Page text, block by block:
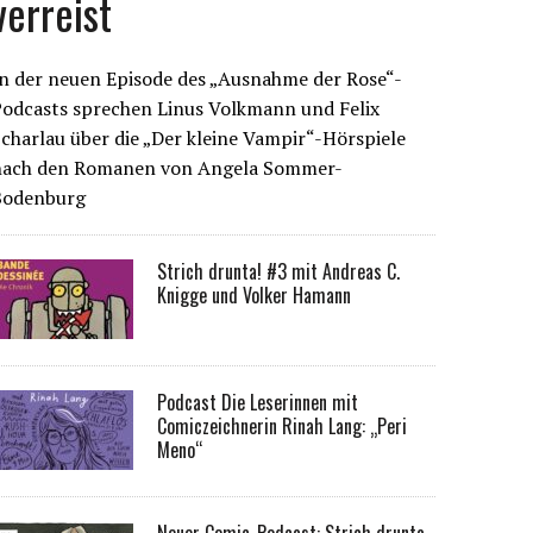
der neuen Episode des „Ausnahme der Rose“-
sprechen Linus Volkmann und Felix
über die „Der kleine Vampir“-Hörspiele
den Romanen von Angela Sommer-
Strich drunta! #3 mit Andreas C.
Knigge und Volker Hamann
Podcast Die Leserinnen mit
Comiczeichnerin Rinah Lang: „Peri
Meno“